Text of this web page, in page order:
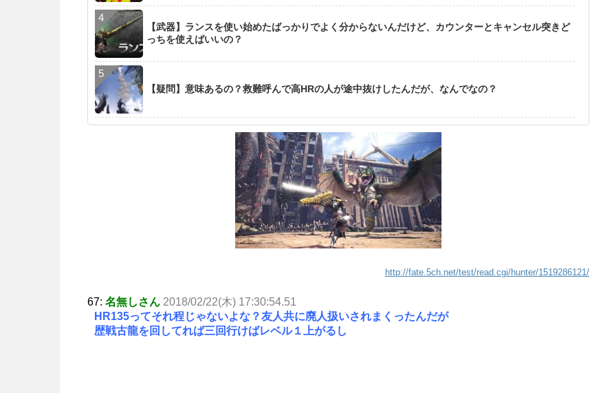
【武器】ランスを使い始めたばっかりでよく分からないんだけど、カウンターとキャンセル突きど
っちを使えばいいの？
【疑問】意味あるの？救難呼んで高HRの人が途中抜けしたんだが、なんでなの？
http://fate.5ch.net/test/read.cgi/hunter/1519286121/
67: 名無しさん 2018/02/22(木) 17:30:54.51
HR135ってそれ程じゃないよな？友人共に廃人扱いされまくったんだが
歴戦古龍を回してれば三回行けばレベル１上がるし